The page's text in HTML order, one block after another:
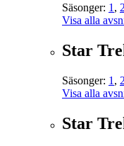
Säsonger: 1 , 2
Visa alla
Star
Säsonger: 1 , 2
Visa alla
Star